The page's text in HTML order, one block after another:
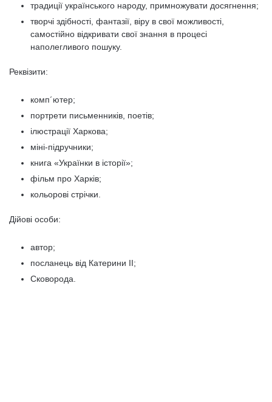
традиції українського народу, примножувати досягнення;
творчі здібності, фантазії, віру в свої можливості,
самостійно відкривати свої знання в процесі
наполегливого пошуку.
Реквізити:
комп´ютер;
портрети письменників, поетів;
ілюстрації Харкова;
міні-підручники;
книга «Українки в історії»;
фільм про Харків;
кольорові стрічки.
Дійові особи:
автор;
посланець від Катерини ІІ;
Сковорода.